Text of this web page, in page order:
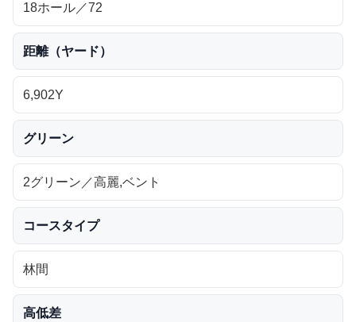
18ホール／72
距離（ヤード）
6,902Y
グリーン
2グリーン／高麗,ベント
コースタイプ
林間
高低差